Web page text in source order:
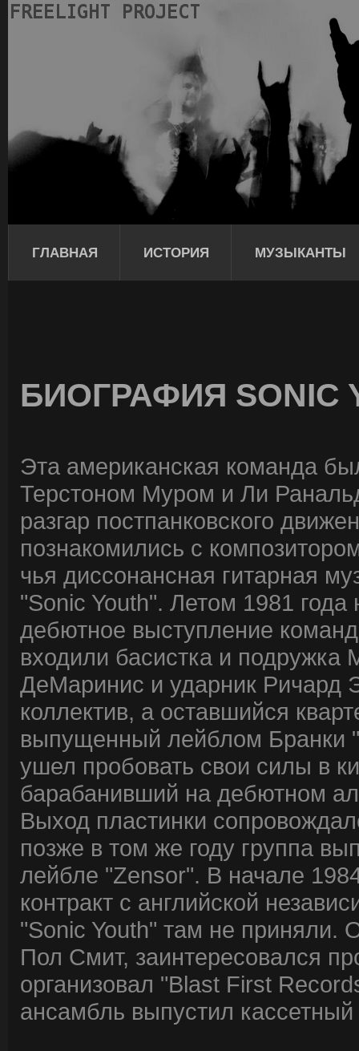
ГЛАВНАЯ ИСТОРИЯ МУЗЫКАНТЫ
БИОГРАФИЯ SONIC
Эта американская команда
Терстоном Муром и Ли
разгар постпанковского
познакомились с
чья диссонансная гитарная
"Sonic Youth". Летом 1981
дебютное выступление
входили басистка и
ДеМаринис и ударник Ричард
коллектив, а оставшийся
выпущенный лейблом Бранки
ушел пробовать свои силы в
барабанивший на дебютном
Выход пластинки
позже в том же году группа
лейбле "Zensor". В начале
контракт с английской
"Sonic Youth" там не приняли.
Пол Смит, заинтересовался
организовал "Blast First
ансамбль выпустил